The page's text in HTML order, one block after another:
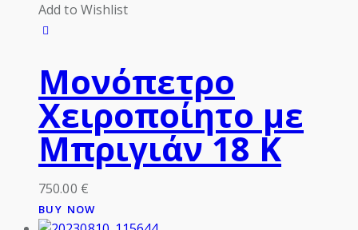
Add to Wishlist
Μονόπετρο
Χειροποίητο με
Μπριγιάν 18 Κ
750.00 €
BUY NOW